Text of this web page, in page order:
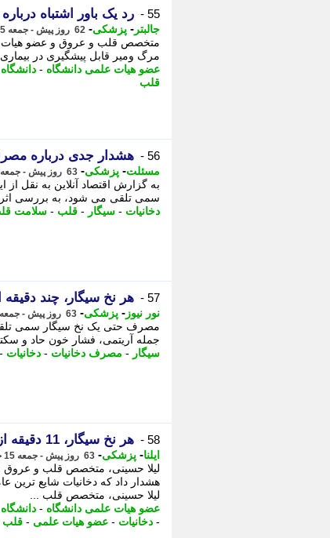
55 - رد یک باور اشتباه
جالبتر - پزشکی- 62 روز پیش - جمعه 15 خرداد 1405، 16:02
متخصص قلب و عروق و عضو هیات
مرگ ومیر قابل پیشگیری در
عضو هیات علمی دانشگاه -
قلب
56 - هشدار جدی درباره
مسئلت- پزشکی- 63 روز پیش - جمعه 15 خرداد 1405، 13:00
به گزارش اقتصاد آنلاین به نقل
سمی تلقی می شود، به بررسی
دخانیات - سیگار - قلب - سلامت
57 - هر نخ سیگار، چند
نور نیوز - پزشکی- 63 روز پیش - جمعه 15 خرداد 1405، 12:15
مصرف حتی یک نخ سیگار سمی
جمله آریتمی، فشار خون حاد و
سیگار - مصرف دخانیات - دخانیات -
58 - هر نخ سیگار، 11 دقیقه از عمر انسان می کاهد
ایلنا- پزشکی- 63 روز پیش - جمعه 15 خرداد 1405، 11:52
لیلا حسینی، متخصص قلب و
هشدار داد که دخانیات شایع
لیلا حسینی، متخصص قلب ...
عضو هیات علمی دانشگاه -
- دخانیات - عضو هیات علمی - قلب